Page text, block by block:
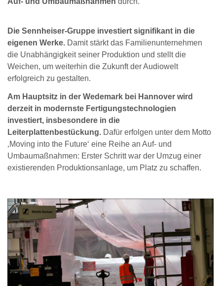
Die Sennheiser-Gruppe investiert signifikant in die
eigenen Werke. Damit stärkt das Familienunternehmen
die Unabhängigkeit seiner Produktion und stellt die
Weichen, um weiterhin die Zukunft der Audiowelt
erfolgreich zu gestalten.
Am Hauptsitz in der Wedemark bei Hannover wird
derzeit in modernste Fertigungstechnologien
investiert, insbesondere in die
Leiterplattenbestückung. Dafür erfolgen unter dem Motto
‚Moving into the Future‘ eine Reihe an Auf- und
Umbaumaßnahmen: Erster Schritt war der Umzug einer
existierenden Produktionsanlage, um Platz zu schaffen.